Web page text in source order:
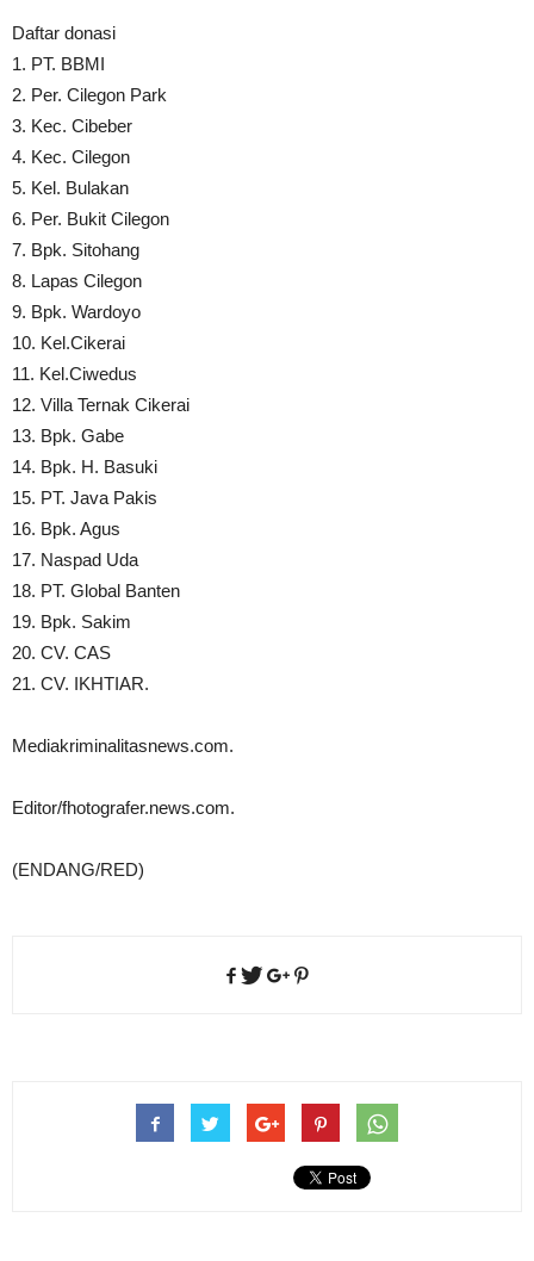
Daftar donasi
1. PT. BBMI
2. Per. Cilegon Park
3. Kec. Cibeber
4. Kec. Cilegon
5. Kel. Bulakan
6. Per. Bukit Cilegon
7. Bpk. Sitohang
8. Lapas Cilegon
9. Bpk. Wardoyo
10. Kel.Cikerai
11. Kel.Ciwedus
12. Villa Ternak Cikerai
13. Bpk. Gabe
14. Bpk. H. Basuki
15. PT. Java Pakis
16. Bpk. Agus
17. Naspad Uda
18. PT. Global Banten
19. Bpk. Sakim
20. CV. CAS
21. CV. IKHTIAR.
Mediakriminalitasnews.com.
Editor/fhotografer.news.com.
(ENDANG/RED)